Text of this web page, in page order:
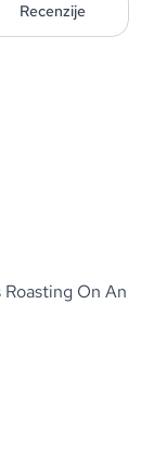
Recenzije
On An